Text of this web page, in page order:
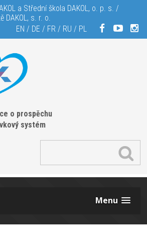
a Střední škola DAKOL, o. p. s. /
DAKOL, s. r. o.
EN / DE / FR/ RU / PL
o prospěchu
systém
Menu